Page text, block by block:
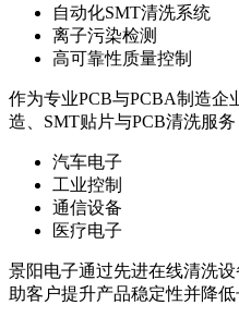
自动化SMT清洗系统
离子污染检测
高可靠性质量控制
作为专业PCB与PCBA制造企
造、SMT贴片与PCB清洗服务
汽车电子
工业控制
通信设备
医疗电子
景阳电子通过先进在线清洗
助客户提升产品稳定性并降低